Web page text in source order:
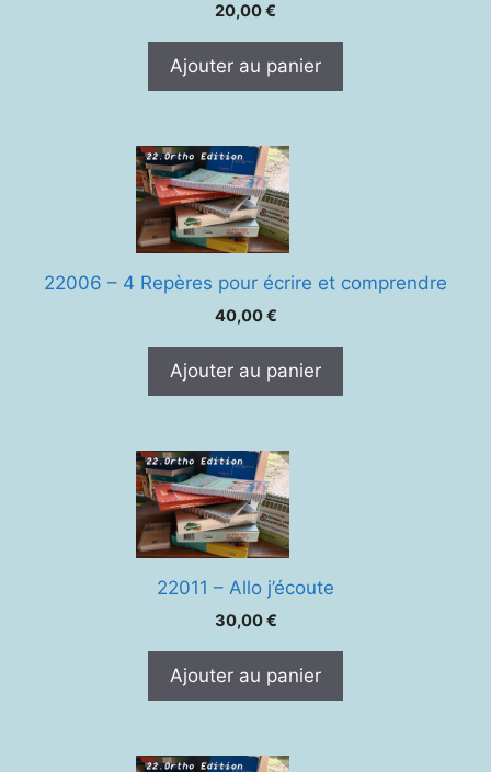
20,00€
Ajouter au panier
22006 – 4 Repères pour écrire et comprendre
40,00€
Ajouter au panier
22011 – Allo j’écoute
30,00€
Ajouter au panier